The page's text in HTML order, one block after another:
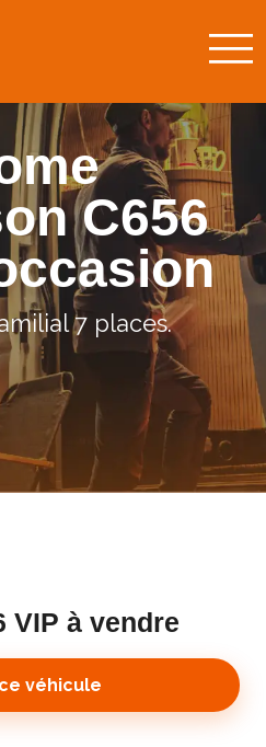
C656
7 places.
VIP à vendre
véhicule